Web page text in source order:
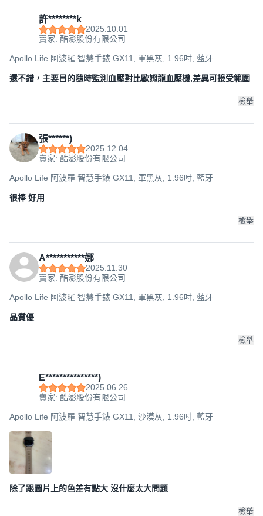
許********k
2025.10.01
賣家: 酷澎股份有限公司
Apollo Life 阿波羅 智慧手錶 GX11, 軍黑灰, 1.96吋, 藍牙
還不錯，主要目的隨時監測血壓對比歐姆龍血壓機,差異可接受範圍
檢舉
張******)
2025.12.04
賣家: 酷澎股份有限公司
Apollo Life 阿波羅 智慧手錶 GX11, 軍黑灰, 1.96吋, 藍牙
很棒 好用
檢舉
A***********娜
2025.11.30
賣家: 酷澎股份有限公司
Apollo Life 阿波羅 智慧手錶 GX11, 軍黑灰, 1.96吋, 藍牙
品質優
檢舉
E***************)
2025.06.26
賣家: 酷澎股份有限公司
Apollo Life 阿波羅 智慧手錶 GX11, 沙漠灰, 1.96吋, 藍牙
除了跟圖片上的色差有點大 沒什麼太大問題
檢舉